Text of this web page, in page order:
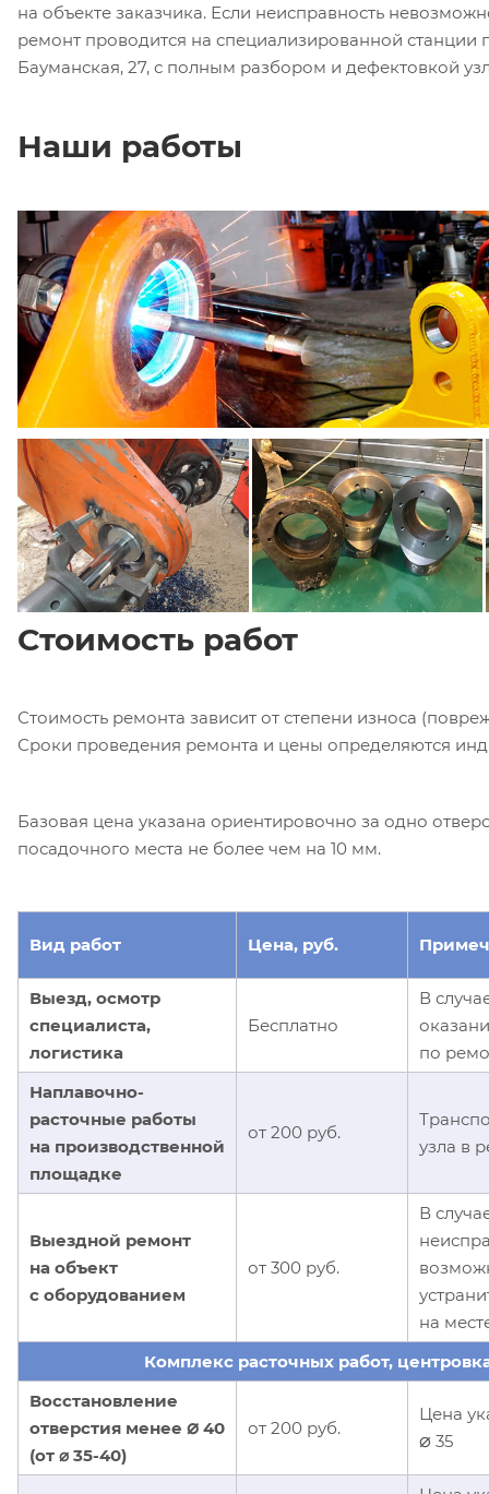
на объекте заказчика. Если неисправность
ремонт проводится на специализированной станции
Бауманская, 27, с полным разбором и дефектовкой
Наши работы
Стоимость работ
Стоимость ремонта зависит от степени износа
Сроки проведения ремонта и цены определяются
Базовая цена указана ориентировочно за одно
посадочного места не более чем на 10 мм.
Вид работ Цена, руб.
Выезд, осмотр
специалиста,
логистика
Бесплатно
В
по
Наплавочно-
расточные работы
на производственной
площадке
от 200 руб.
узла в
Выездной ремонт
на объект
с оборудованием
от 300 руб.
В
на
Комплекс расточных работ,
Восстановление
отверстия менее ⌀ 40
(от ⌀ 35-40)
от 200 руб.
Цена
⌀ 35